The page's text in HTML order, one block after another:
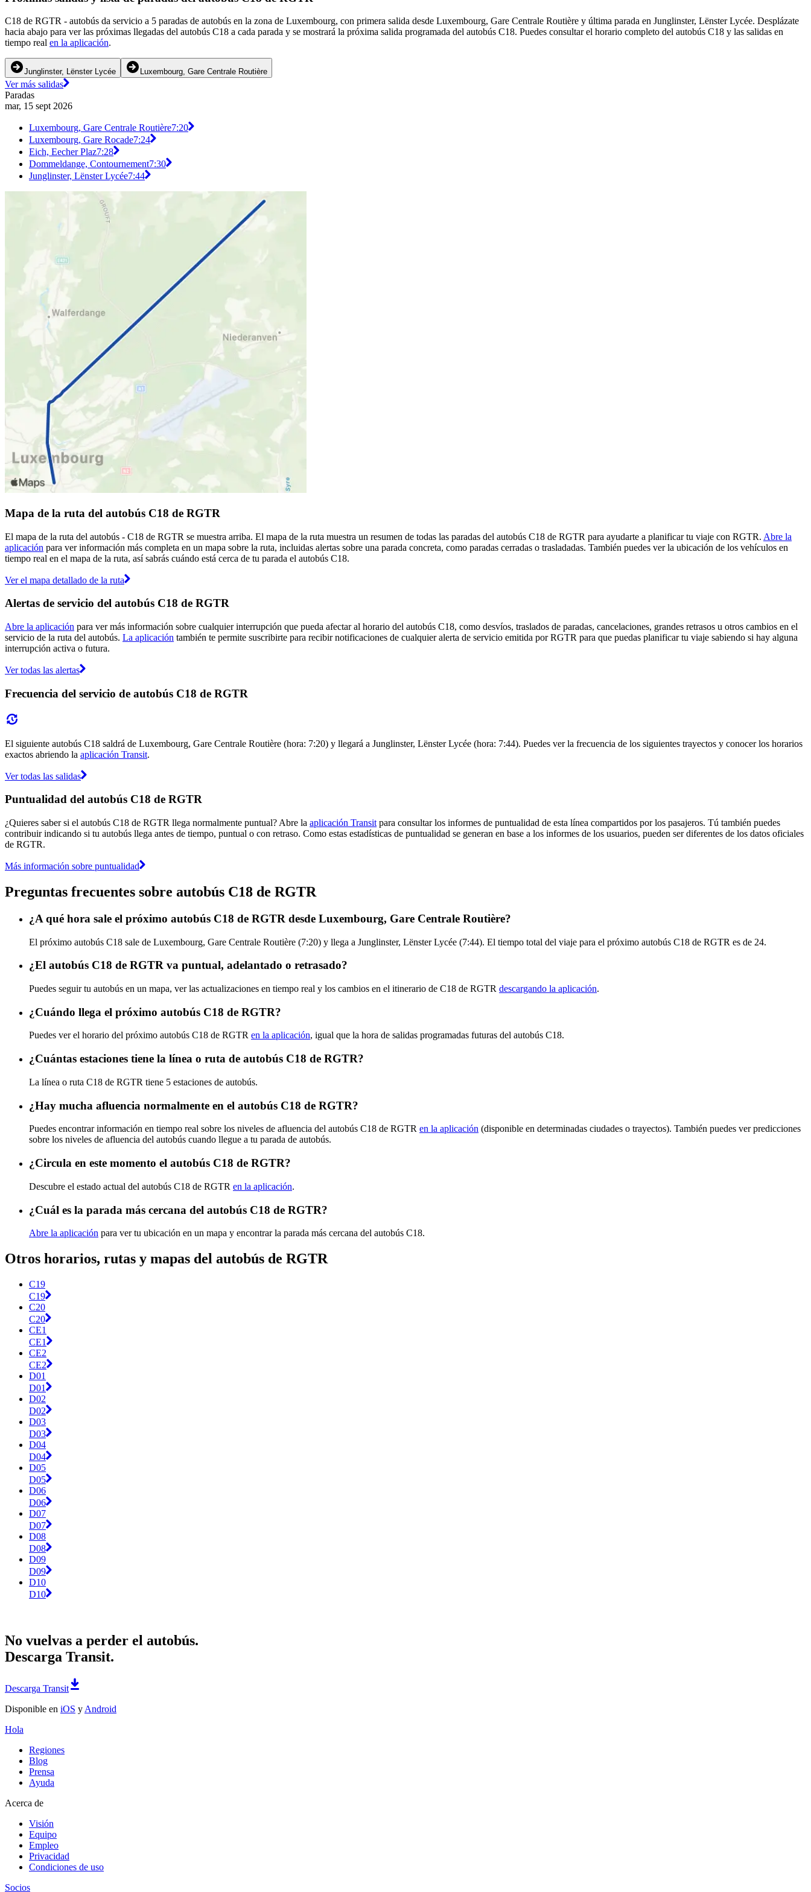
C18 de RGTR - autobús da servicio a 5 paradas de autobús en la zona de Luxembourg, con primera salida desde Luxembourg, Gare Centrale Routière y última parada en Junglinster, Lënster Lycée. Desplázate
hacia abajo para ver las próximas llegadas del autobús C18 a cada parada y se mostrará la próxima salida programada del autobús C18. Puedes consultar el horario completo del autobús C18 y las salidas en
tiempo real en la aplicación.
Junglinster, Lënster Lycée Luxembourg, Gare Centrale Routière
Ver más salidas
Paradas
mar, 15 sept 2026
Luxembourg, Gare Centrale Routière7:20
Luxembourg, Gare Rocade7:24
Eich, Eecher Plaz7:28
Dommeldange, Contournement7:30
Junglinster, Lënster Lycée7:44
Mapa de la ruta del autobús C18 de RGTR
El mapa de la ruta del autobús - C18 de RGTR se muestra arriba. El mapa de la ruta muestra un resumen de todas las paradas del autobús C18 de RGTR para ayudarte a planificar tu viaje con RGTR. Abre la
aplicación para ver información más completa en un mapa sobre la ruta, incluidas alertas sobre una parada concreta, como paradas cerradas o trasladadas. También puedes ver la ubicación de los vehículos en
tiempo real en el mapa de la ruta, así sabrás cuándo está cerca de tu parada el autobús C18.
Ver el mapa detallado de la ruta
Alertas de servicio del autobús C18 de RGTR
Abre la aplicación para ver más información sobre cualquier interrupción que pueda afectar al horario del autobús C18, como desvíos, traslados de paradas, cancelaciones, grandes retrasos u otros cambios en el
servicio de la ruta del autobús. La aplicación también te permite suscribirte para recibir notificaciones de cualquier alerta de servicio emitida por RGTR para que puedas planificar tu viaje sabiendo si hay alguna
interrupción activa o futura.
Ver todas las alertas
Frecuencia del servicio de autobús C18 de RGTR
El siguiente autobús C18 saldrá de Luxembourg, Gare Centrale Routière (hora: 7:20) y llegará a Junglinster, Lënster Lycée (hora: 7:44). Puedes ver la frecuencia de los siguientes trayectos y conocer los horarios
exactos abriendo la aplicación Transit.
Ver todas las salidas
Puntualidad del autobús C18 de RGTR
¿Quieres saber si el autobús C18 de RGTR llega normalmente puntual? Abre la aplicación Transit para consultar los informes de puntualidad de esta línea compartidos por los pasajeros. Tú también puedes
contribuir indicando si tu autobús llega antes de tiempo, puntual o con retraso. Como estas estadísticas de puntualidad se generan en base a los informes de los usuarios, pueden ser diferentes de los datos oficiales
de RGTR.
Más información sobre puntualidad
Preguntas frecuentes sobre autobús C18 de RGTR
¿A qué hora sale el próximo autobús C18 de RGTR desde Luxembourg, Gare Centrale Routière?
El próximo autobús C18 sale de Luxembourg, Gare Centrale Routière (7:20) y llega a Junglinster, Lënster Lycée (7:44). El tiempo total del viaje para el próximo autobús C18 de RGTR es de 24.
¿El autobús C18 de RGTR va puntual, adelantado o retrasado?
Puedes seguir tu autobús en un mapa, ver las actualizaciones en tiempo real y los cambios en el itinerario de C18 de RGTR descargando la aplicación.
¿Cuándo llega el próximo autobús C18 de RGTR?
Puedes ver el horario del próximo autobús C18 de RGTR en la aplicación, igual que la hora de salidas programadas futuras del autobús C18.
¿Cuántas estaciones tiene la línea o ruta de autobús C18 de RGTR?
La línea o ruta C18 de RGTR tiene 5 estaciones de autobús.
¿Hay mucha afluencia normalmente en el autobús C18 de RGTR?
Puedes encontrar información en tiempo real sobre los niveles de afluencia del autobús C18 de RGTR en la aplicación (disponible en determinadas ciudades o trayectos). También puedes ver predicciones
sobre los niveles de afluencia del autobús cuando llegue a tu parada de autobús.
¿Circula en este momento el autobús C18 de RGTR?
Descubre el estado actual del autobús C18 de RGTR en la aplicación.
¿Cuál es la parada más cercana del autobús C18 de RGTR?
Abre la aplicación para ver tu ubicación en un mapa y encontrar la parada más cercana del autobús C18.
Otros horarios, rutas y mapas del autobús de RGTR
C19
C19
C20
C20
CE1
CE1
CE2
CE2
D01
D01
D02
D02
D03
D03
D04
D04
D05
D05
D06
D06
D07
D07
D08
D08
D09
D09
D10
D10
No vuelvas a perder el autobús.
Descarga Transit.
Descarga Transit
Disponible en iOS y Android
Hola
Regiones
Blog
Prensa
Ayuda
Acerca de
Visión
Equipo
Empleo
Privacidad
Condiciones de uso
Socios